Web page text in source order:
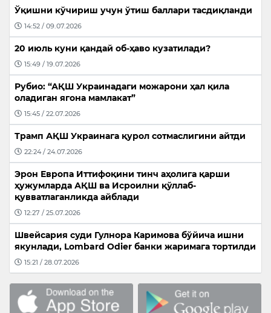
Ўқишни кўчириш учун ўтиш баллари тасдиқланди
14:52 / 09.07.2026
20 июль куни қандай об-ҳаво кузатилади?
15:49 / 19.07.2026
Рубио: “АҚШ Украинадаги можарони ҳал қила
оладиган ягона мамлакат”
15:45 / 22.07.2026
Трамп АҚШ Украинага қурол сотмаслигини айтди
22:24 / 24.07.2026
Эрон Европа Иттифоқини тинч аҳолига қарши
ҳужумларда АҚШ ва Исроилни қўллаб-
қувватлаганликда айблади
12:27 / 25.07.2026
Швейсария суди Гулнора Каримова бўйича ишни
якунлади, Lombard Odier банки жаримага тортилди
15:21 / 28.07.2026